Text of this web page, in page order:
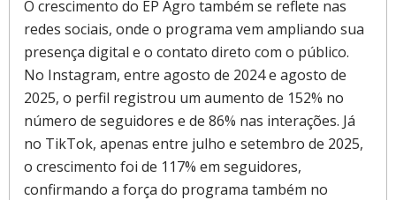
O crescimento do EP Agro também se reflete nas
redes sociais, onde o programa vem ampliando sua
presença digital e o contato direto com o público.
No Instagram, entre agosto de 2024 e agosto de
2025, o perfil registrou um aumento de 152% no
número de seguidores e de 86% nas interações. Já
no TikTok, apenas entre julho e setembro de 2025,
o crescimento foi de 117% em seguidores,
confirmando a força do programa também no